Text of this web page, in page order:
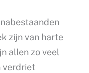
zijn van harte
allen zo veel
verdriet